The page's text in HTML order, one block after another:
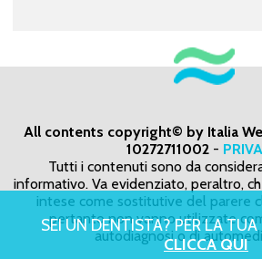
All contents copyright© by Italia
10272711002 -
Tutti i contenuti sono da
informativo. Va evidenziato, peraltro,
intese come sostitutive del parere
pertanto non vanno utilizzate
autodiagnosi o di
SEI UN DENTISTA? PER LA
CLICCA QUI